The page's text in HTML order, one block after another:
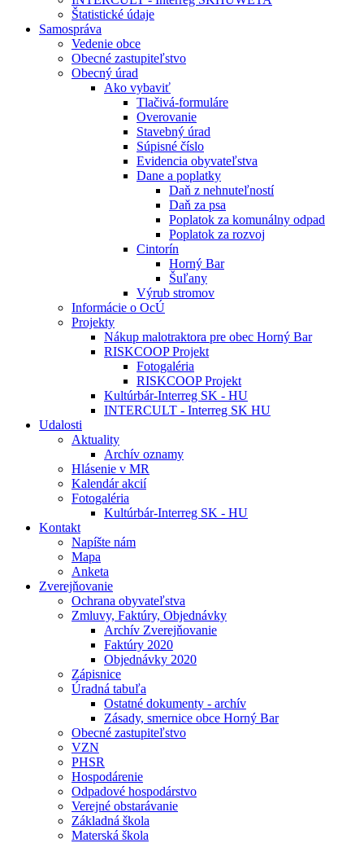
Štatistické údaje
Samospráva
Vedenie obce
Obecné zastupiteľstvo
Obecný úrad
Ako vybaviť
Tlačivá-formuláre
Overovanie
Stavebný úrad
Súpisné číslo
Evidencia obyvateľstva
Dane a poplatky
Daň z nehnuteľností
Daň za psa
Poplatok za komunálny odpad
Poplatok za rozvoj
Cintorín
Horný Bar
Šuľany
Výrub stromov
Informácie o OcÚ
Projekty
Nákup malotraktora pre obec Horný Bar
RISKCOOP Projekt
Fotogaléria
RISKCOOP Projekt
Kultúrbár-Interreg SK - HU
INTERCULT - Interreg SK HU
Udalosti
Aktuality
Archív oznamy
Hlásenie v MR
Kalendár akcií
Fotogaléria
Kultúrbár-Interreg SK - HU
Kontakt
Napíšte nám
Mapa
Anketa
Zverejňovanie
Ochrana obyvateľstva
Zmluvy, Faktúry, Objednávky
Archív Zverejňovanie
Faktúry 2020
Objednávky 2020
Zápisnice
Úradná tabuľa
Ostatné dokumenty - archív
Zásady, smernice obce Horný Bar
Obecné zastupiteľstvo
VZN
PHSR
Hospodárenie
Odpadové hospodárstvo
Verejné obstarávanie
Základná škola
Materská škola